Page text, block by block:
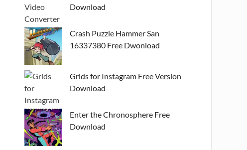
Download
Crash Puzzle Hammer San
16337380 Free Dwonload
Grids for Instagram Free Version
Download
Enter the Chronosphere Free
Download